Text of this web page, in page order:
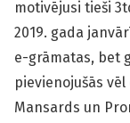
motivējusi tieši
2019. gada
e-grāmatas, bet
pievienojušās
Mansards un